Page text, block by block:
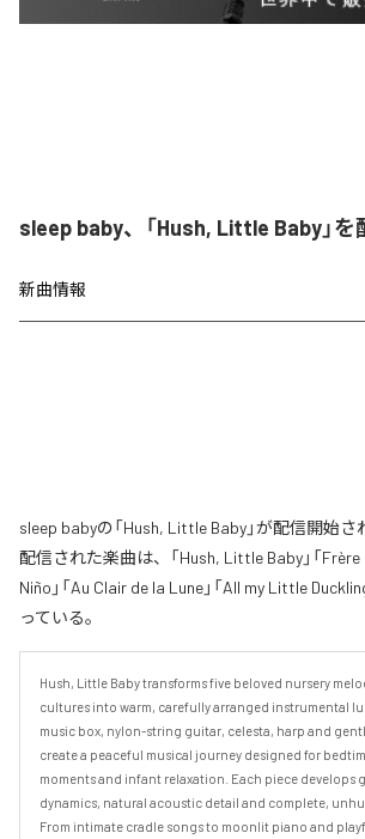
sleep baby、「Hush, Little Baby」
新曲情報
sleep babyの「Hush, Little Baby」が配信開始
配信された楽曲は、「Hush, Little Baby」「Frère
Niño」「Au Clair de la Lune」「All my Little
っている。
Hush, Little Baby transforms five beloved nursery
cultures into warm, carefully arranged instrumental
music box, nylon-string guitar, celesta, harp and
create a peaceful musical journey designed for
moments and infant relaxation. Each piece develops
dynamics, natural acoustic detail and complete,
From intimate cradle songs to moonlit piano and